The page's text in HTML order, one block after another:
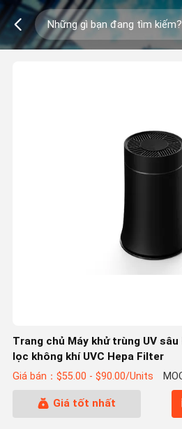
Trang chủ Máy khử trùng UV
lọc không khí UVC Hepa Filter
Giá bán：$55.00 - $90.00/Units
Giá tốt nhất